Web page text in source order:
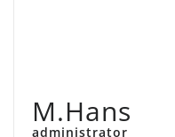
M.Hans
administrator